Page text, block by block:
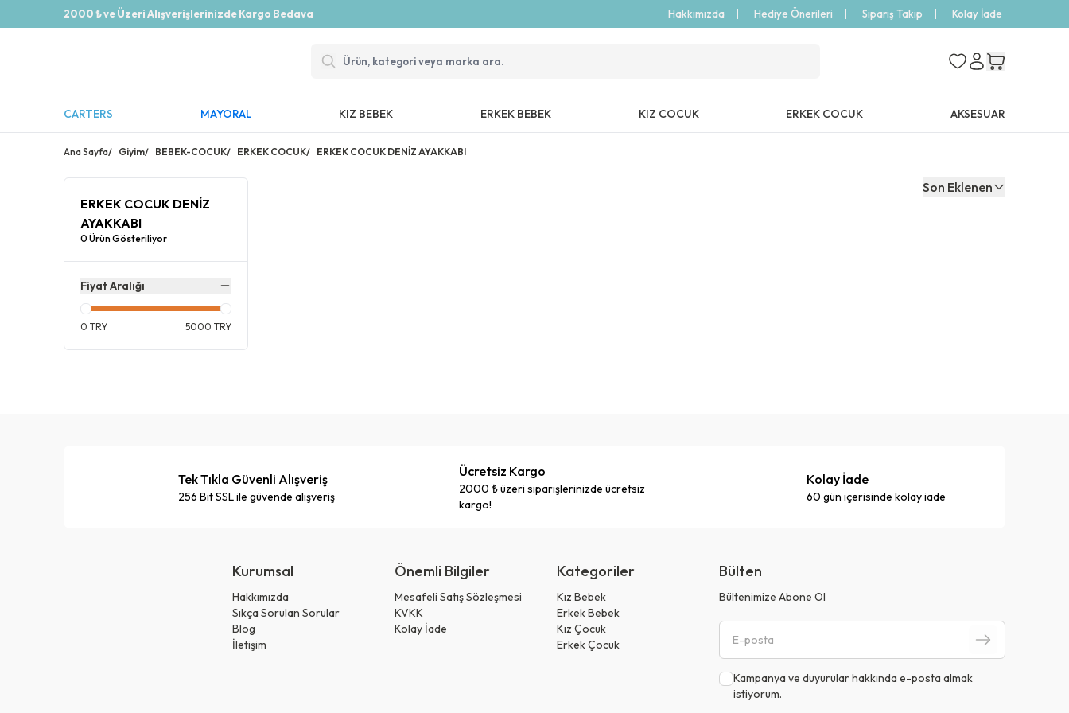
2000 ₺ ve Üzeri Alışverişlerinizde Kargo Bedava Hakkımızda Hediye Önerileri Sipariş Takip Kolay İade
CARTERS MAYORAL KIZ BEBEK ERKEK BEBEK KIZ COCUK ERKEK COCUK AKSESUAR
Ana Sayfa/ Giyim/ BEBEK-COCUK/ ERKEK COCUK/ ERKEK COCUK DENİZ AYAKKABI
ERKEK COCUK DENİZ
AYAKKABI
0 Ürün Gösteriliyor
Fiyat Aralığı
0 TRY 5000 TRY
Son Eklenen
Tek Tıkla Güvenli Alışveriş
256 Bit SSL ile güvende alışveriş
Ücretsiz Kargo
2000 ₺ üzeri siparişlerinizde ücretsiz
kargo!
Kolay İade
60 gün içerisinde kolay iade
Kurumsal
Hakkımızda
Sıkça Sorulan Sorular
Blog
İletişim
Önemli Bilgiler
Mesafeli Satış Sözleşmesi
KVKK
Kolay İade
Kategoriler
Kız Bebek
Erkek Bebek
Kız Çocuk
Erkek Çocuk
Bülten
Bültenimize Abone Ol
Kampanya ve duyurular hakkında e-posta almak
istiyorum.